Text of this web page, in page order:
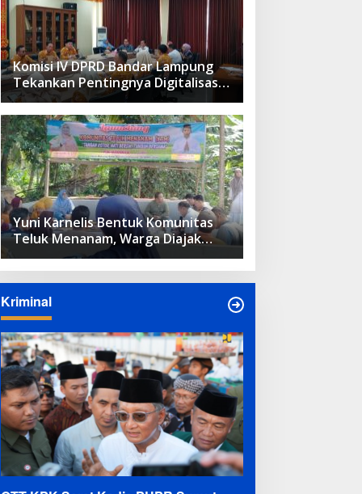
Komisi IV DPRD Bandar Lampung
Tekankan Pentingnya Digitalisasi
Sekolah Dasar
Yuni Karnelis Bentuk Komunitas
Teluk Menanam, Warga Diajak
Hidupkan Budaya Tanam
Kriminal